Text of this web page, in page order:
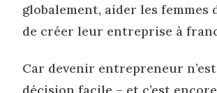
globalement, aider les femmes
de créer leur entreprise à
Car devenir entrepreneur